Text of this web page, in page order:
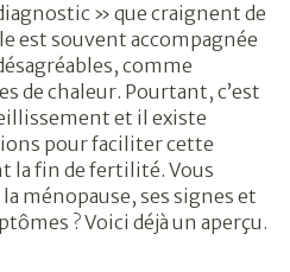
» que craignent de
est souvent accompagnée
comme
de chaleur. Pourtant, c’est
et il existe
pour faciliter cette
la fin de fertilité. Vous
ménopause, ses signes et
? Voici déjà un aperçu.